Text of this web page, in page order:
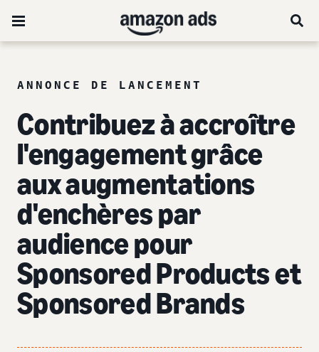
ANNONCE DE LANCEMENT
Contribuez à accroître
l'engagement grâce
auxaugmentations
d'enchères par
audience pour
Sponsored Products et
Sponsored Brands